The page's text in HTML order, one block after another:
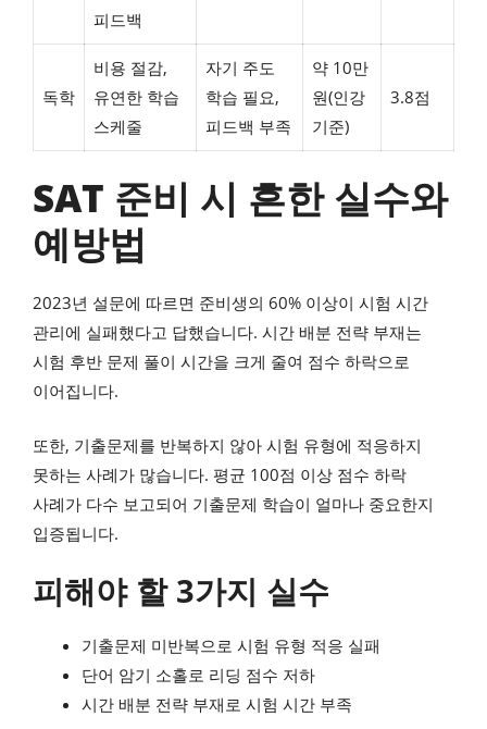
피드백
독학
비용 절감,
유연한 학습
스케줄
자기 주도
학습 필요,
피드백 부족
약 10만
원(인강
기준)
3.8점
SAT 준비 시 흔한 실수와
예방법
2023년 설문에 따르면 준비생의 60% 이상이 시험 시간
관리에 실패했다고 답했습니다. 시간 배분 전략 부재는
시험 후반 문제 풀이 시간을 크게 줄여 점수 하락으로
이어집니다.
또한, 기출문제를 반복하지 않아 시험 유형에 적응하지
못하는 사례가 많습니다. 평균 100점 이상 점수 하락
사례가 다수 보고되어 기출문제 학습이 얼마나 중요한지
입증됩니다.
피해야 할 3가지 실수
기출문제 미반복으로 시험 유형 적응 실패
단어 암기 소홀로 리딩 점수 저하
시간 배분 전략 부재로 시험 시간 부족